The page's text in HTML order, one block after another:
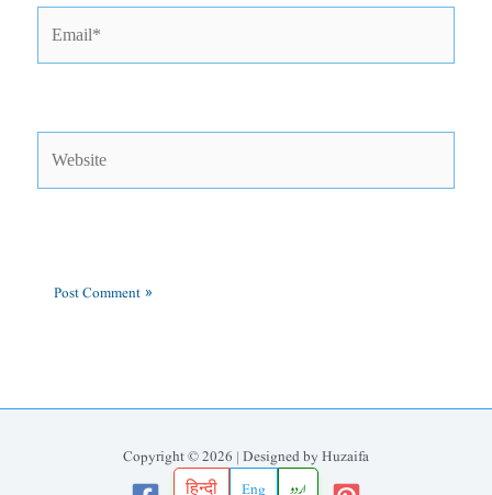
हिन्दी Eng اردو
Copyright © 2026 | Designed by Huzaifa